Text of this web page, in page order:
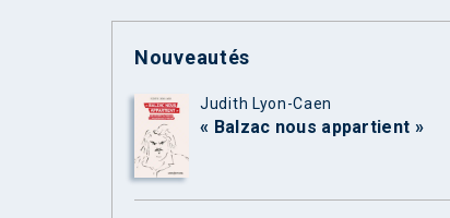
Nouveautés
Judith Lyon-Caen
« Balzac nous appartient »